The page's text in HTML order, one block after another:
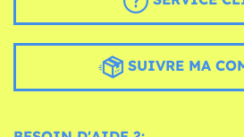
SUIVRE MA